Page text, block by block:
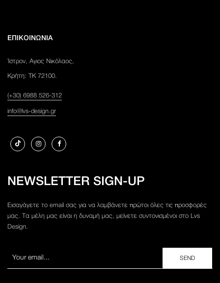
ΕΠΙΚΟΙΝΩΝΙΑ
Ίστρον, Αγιος Νικόλαος,
Κρήτη: ΤΚ 72100.
(+30) 6988 526-312
info@lvs-design.gr
NEWSLETTER SIGN-UP
Εισαγάγετε το email σας για να λαμβάνετε πρώτοι όλες τις προσφορές
μας. Τα μέλη μας είναι η δυναμή μας, μείνετε συντονισμένοι στο Lvs
Design.